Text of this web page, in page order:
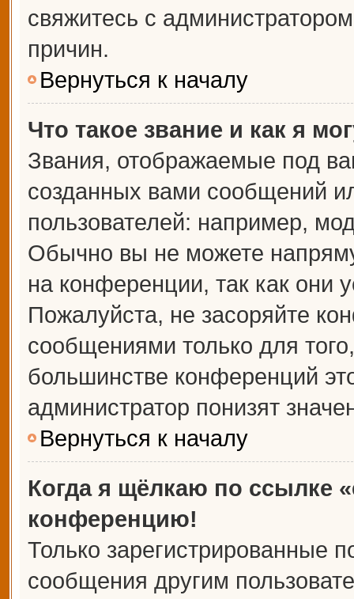
свяжитесь с
причин.
Вернуться к началу
Что такое звание и как я
Звания, отображаемые под
созданных вами сообщений
пользователей: например,
Обычно вы не можете
на конференции, так как они
Пожалуйста, не засоряйте
сообщениями только для
большинстве конференций
администратор понизят
Вернуться к началу
Когда я щёлкаю по ссылке
конференцию!
Только зарегистрированные
сообщения другим